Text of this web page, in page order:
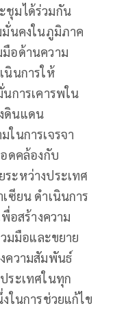
ชุมได้ร่วมกัน
มั่นคงในภูมิภาค
มือด้านความ
นินการให้
การเคารพใน
ดินแดน
นการเจรจา
ดคล้องกับ
ะหว่างประเทศ
ซียน ดำเนินการ
อสร้างความ
มมือและขยาย
ความสัมพันธ์
ระเทศในทุก
ในการช่วยแก้ไข